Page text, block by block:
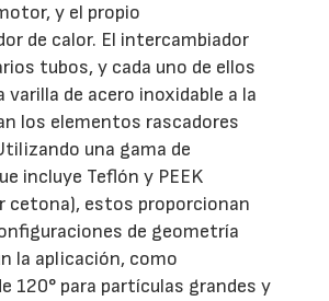
y el propio
de calor. El intercambiador
tubos, y cada uno de ellos
varilla de acero inoxidable a la
los elementos rascadores
una gama de
incluye Teflón y PEEK
cetona), estos proporcionan
de geometría
la aplicación, como
120° para partículas grandes y